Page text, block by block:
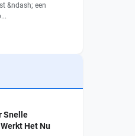
&ndash; een
Snelle
Het Nu